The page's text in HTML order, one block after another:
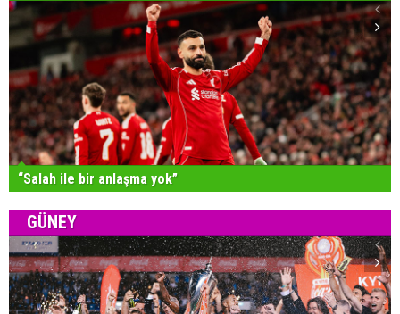
“Salah ile bir anlaşma yok”
GÜNEY